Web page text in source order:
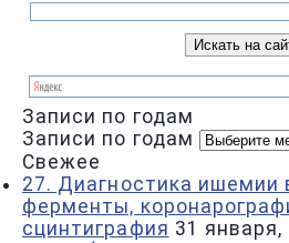
Записи по годам
Записи по годам
Свежее
27. Диагностика ишемии
ферменты,
сцинтиграфия 31 января,